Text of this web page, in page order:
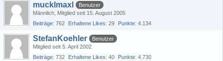
mucklmaxl
Benutzer
Männlich Mitglied seit 15. August 2005
Beiträge 762 Erhaltene Likes 29 Punkte 4.134
StefanKoehler
Benutzer
Mitglied seit 5. April 2002
Beiträge 732 Erhaltene Likes 40 Punkte 4.730